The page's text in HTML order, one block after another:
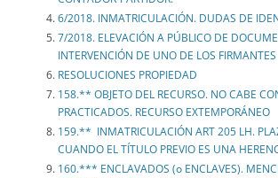
6/2018. INMATRICULACIÓN. DUDAS DE
7/2018. ELEVACIÓN A PÚBLICO DE
INTERVENCIÓN DE UNO DE LOS FIRMANTES
RESOLUCIONES PROPIEDAD
158.** OBJETO DEL RECURSO. NO CABE
PRACTICADOS. RECURSO EXTEMPORÁNEO
159.** INMATRICULACIÓN ART 205 LH.
CUANDO EL TÍTULO PREVIO ES UNA
160.*** ENCLAVADOS (o ENCLAVES).